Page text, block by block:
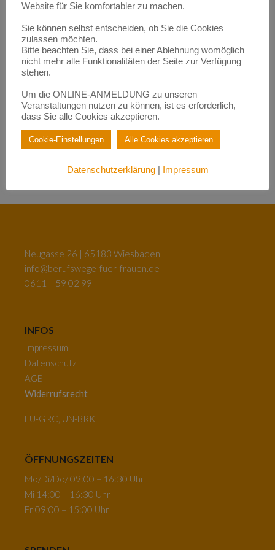
werden | BerufsWege für Frauen e.V.
Empowerment durch Mentoring: Wie Migrantinnen gestärkt
werden | BerufsWege für Frauen e.V.
zuFundraisende – die „Eier-legenden Woll-Milch-Säue“
Empowerment durch Mentoring: Wie Migrantinnen gestärkt
zuFemale Empowerment im Main Kinzig Kreis
Be happy – so werden Sie glücklich im Beruf!| BerufsWege für
Frauen e.V.
Be happy – so werden Sie glücklich im Beruf!| BerufsWege für
Frauen e.V.
Neugasse 26 | 65183 Wiesbaden
info@berufswege-fuer-frauen.de
0611 – 59 02 99
INFOS
Impressum
Datenschutz
AGB
Widerrufsrecht
EU-GRC, UN-BRK
ÖFFNUNGSZEITEN
Mo/Di/Do/ 09:00 – 16:30 Uhr
Mi 14:00 – 16:30 Uhr
Fr 09:00 – 15:00 Uhr
Website für Sie komfortabler zu machen.
Sie können selbst entscheiden, ob Sie die Cookies
zulassen möchten.
Bitte beachten Sie, dass bei einer Ablehnung womöglich
nicht mehr alle Funktionalitäten der Seite zur Verfügung
stehen.
Um die ONLINE-ANMELDUNG zu unseren
Veranstaltungen nutzen zu können, ist es erforderlich,
dass Sie alle Cookies akzeptieren.
Cookie-Einstellungen Alle Cookies akzeptieren
Datenschutzerklärung| Impressum